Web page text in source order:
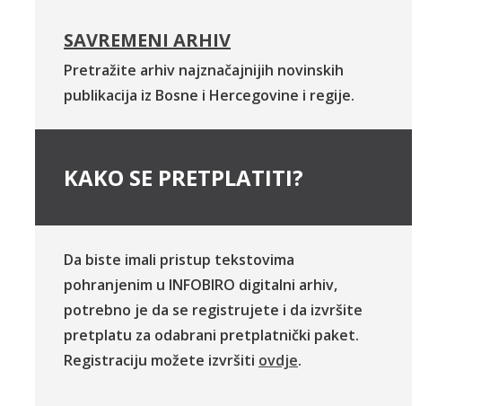
SAVREMENI ARHIV
Pretražite arhiv najznačajnijih novinskih
publikacija iz Bosne i Hercegovine i regije.
KAKO SE PRETPLATITI?
Da biste imali pristup tekstovima
pohranjenim u INFOBIRO digitalni arhiv,
potrebno je da se registrujete i da izvršite
pretplatu za odabrani pretplatnički paket.
Registraciju možete izvršiti ovdje.